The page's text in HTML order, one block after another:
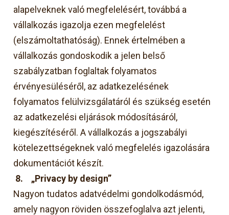
alapelveknek való megfelelésért, továbbá a
vállalkozás igazolja ezen megfelelést
(elszámoltathatóság). Ennek értelmében a
vállalkozás gondoskodik a jelen belső
szabályzatban foglaltak folyamatos
érvényesüléséről, az adatkezelésének
folyamatos felülvizsgálatáról és szükség esetén
az adatkezelési eljárások módosításáról,
kiegészítéséről. A vállalkozás a jogszabályi
kötelezettségeknek való megfelelés igazolására
dokumentációt készít.
8. „Privacy by design”
Nagyon tudatos adatvédelmi gondolkodásmód,
amely nagyon röviden összefoglalva azt jelenti,